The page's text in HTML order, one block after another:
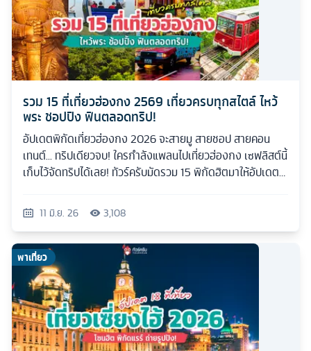
รวม 15 ที่เที่ยวฮ่องกง 2569 เที่ยวครบทุกสไตล์ ไหว้
พระ ชอปปิง ฟินตลอดทริป!
อัปเดตพิกัดเที่ยวฮ่องกง 2026 จะสายมู สายชอป สายคอน
เทนต์... ทริปเดียวจบ! ใครกำลังแพลนไปเที่ยวฮ่องกง เซฟลิสต์นี้
เก็บไว้จัดทริปได้เลย! ทัวร์ครับมัดรวม 15 พิกัดฮิตมาให้อัปเดต
11 มิ.ย. 26 3,108
พาเที่ยว